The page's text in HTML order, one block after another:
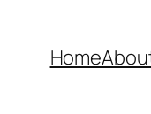
Home